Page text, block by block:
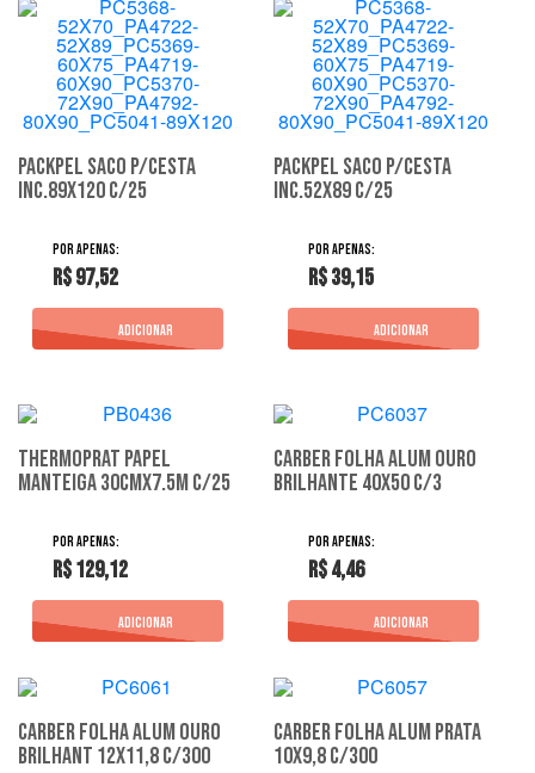
Packpel Saco P/Cesta
Inc.89X120 C/25
R$ 97,52
Packpel Saco P/Cesta
Inc.52X89 C/25
R$ 39,15
Thermoprat Papel
Manteiga 30Cmx7.5M C/25
R$ 129,12
Carber Folha Alum Ouro
Brilhante 40X50 C/3
R$ 4,46
Carber Folha Alum Ouro
Brilhant 12X11,8 C/300
Carber Folha Alum Prata
10X9,8 C/300